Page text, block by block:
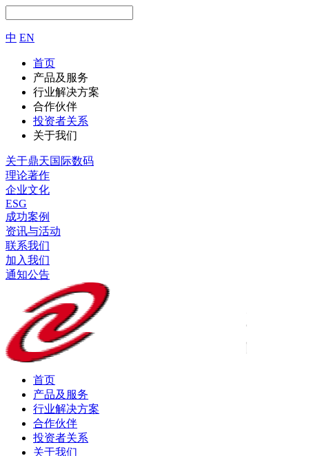
中 EN
首页
产品及服务
行业解决方案
合作伙伴
投资者关系
关于我们
关于鼎天国际数码
理论著作
企业文化
ESG
成功案例
资讯与活动
联系我们
加入我们
通知公告
首页
产品及服务
行业解决方案
合作伙伴
投资者关系
关于我们